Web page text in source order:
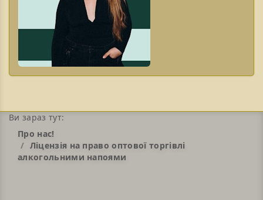
Ви зараз тут:
Про нас!
Ліцензія на право оптової торгівлі
алкогольними напоями